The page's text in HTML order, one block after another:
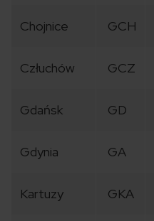
Chojnice GCH
Człuchów GCZ
Gdańsk GD
Gdynia GA
Kartuzy GKA